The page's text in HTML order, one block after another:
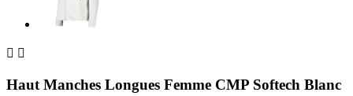
 
Haut Manches Longues Femme CMP Softech Blanc